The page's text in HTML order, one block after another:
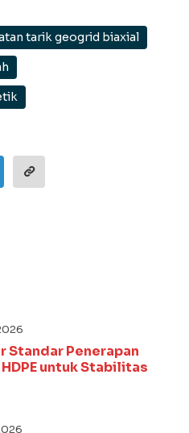
tarik geogrid biaxial
Standar Penerapan
untuk Stabilitas